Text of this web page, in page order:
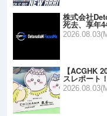
株式会社
死去、享年
【ACGHK
スレポート